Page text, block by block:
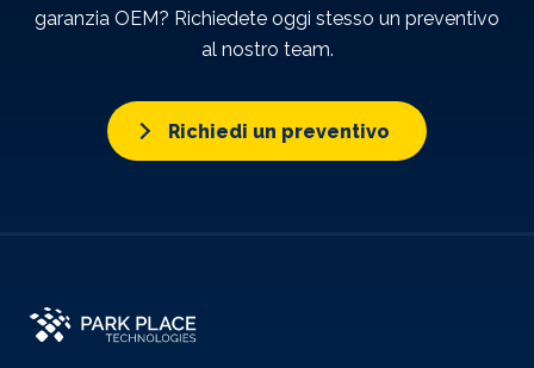
garanzia OEM? Richiedete oggi stesso un preventivo
al nostro team.
Richiedi un preventivo